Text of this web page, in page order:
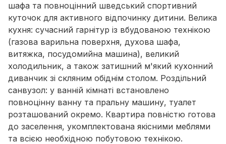
шафа та повноцінний шведський спортивний
куточок для активного відпочинку дитини. Велика
кухня: сучасний гарнітур із вбудованою технікою
(газова варильна поверхня, духова шафа,
витяжка, посудомийна машина), великий
холодильник, а також затишний м'який кухонний
диванчик зі скляним обіднім столом. Роздільний
санвузол: у ванній кімнаті встановлено
повноцінну ванну та пральну машину, туалет
розташований окремо. Квартира повністю готова
до заселення, укомплектована якісними меблями
та всією необхідною побутовою технікою.